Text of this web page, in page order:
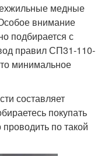
медные
внимание
подбирается с
правил СП31-110-
минимальное
составляет
покупать
по такой